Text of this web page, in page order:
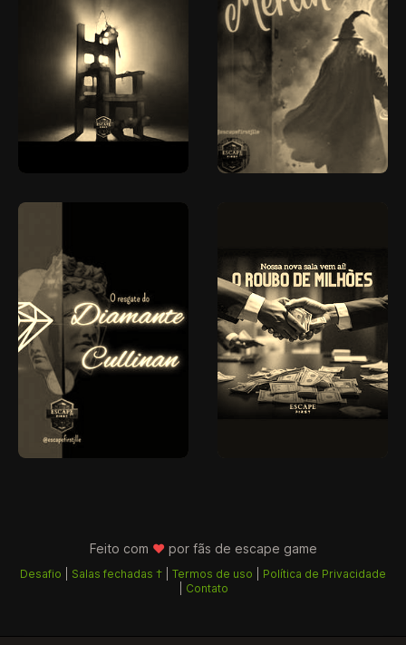
Feito com ♥por fãs de escape game
Desafio Salas fechadas † Termos de uso
Política de Privacidade
Contato